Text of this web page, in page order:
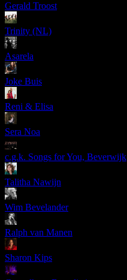
Gerald Troost
Trinity (NL)
Asarela
Joke Buis
Reni & Elisa
Sera Noa
c.g.k. Songs for You, Beverwijk
Talitha Nawijn
Wim Bevelander
Ralph van Manen
Sharon Kips